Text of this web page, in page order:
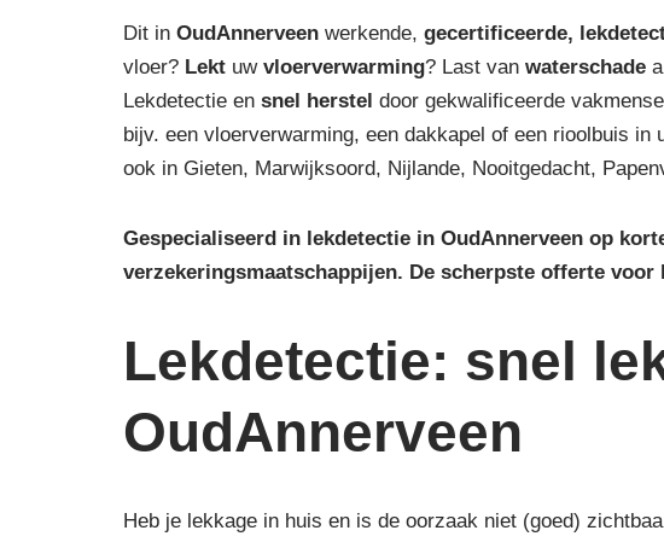
Dit in OudAnnerveen werkende, gecertificeerde,
vloer? Lekt uw vloerverwarming? Last van waterschade
Lekdetectie en snel herstel door gekwalificeerde
bijv. een vloerverwarming, een dakkapel of een rioolbuis in
ook in Gieten, Marwijksoord, Nijlande, Nooitgedacht,
Gespecialiseerd in lekdetectie in OudAnnerveen op
verzekeringsmaatschappijen. De scherpste offerte voor
Lekdetectie: snel
OudAnnerveen
Heb je lekkage in huis en is de oorzaak niet (goed)